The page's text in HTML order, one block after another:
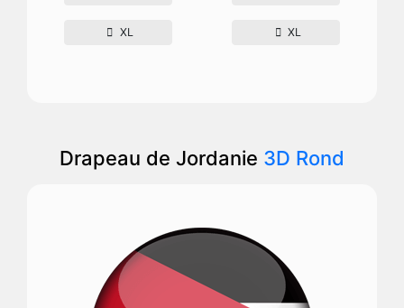
XL XL
Drapeau de Jordanie 3D Rond